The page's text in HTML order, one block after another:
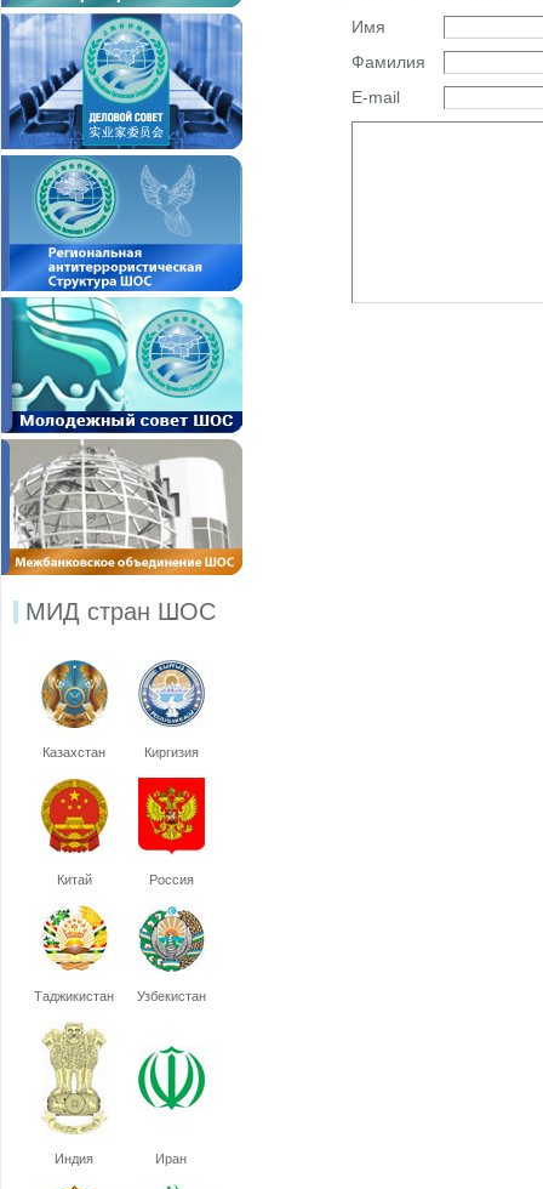
МИД стран ШОС
Казахстан Киргизия
Китай Россия
Таджикистан Узбекистан
Индия Иран
Имя
Фамилия
E-mail